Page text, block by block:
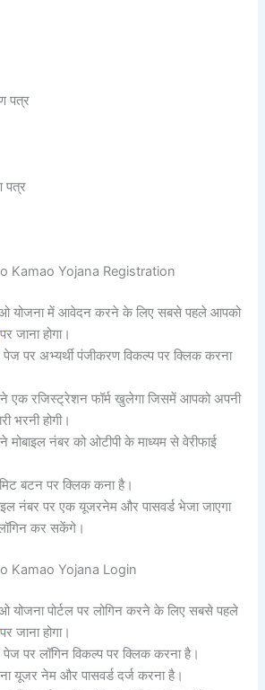
पत्र
पत्र
Kamao Yojana Registration
योजना में आवेदन करने के लिए सबसे पहले आपको
जाना होगा।
पर अभ्यर्थी पंजीकरण विकल्प पर क्लिक करना
एक रजिस्ट्रेशन फॉर्म खुलेगा जिसमें आपको अपनी
भरनी होगी।
नंबर को ओटीपी के माध्यम से वेरीफाई
बटन पर क्लिक कना है।
नंबर पर एक यूजरनेम और पासवर्ड भेजा जाएगा
कर सकेंगे।
Kamao Yojana Login
योजना पोर्टल पर लोगिन करने के लिए सबसे पहले
जाना होगा।
पर लॉगिन विकल्प पर क्लिक करना है।
यूजर नेम और पासवर्ड दर्ज करना है।